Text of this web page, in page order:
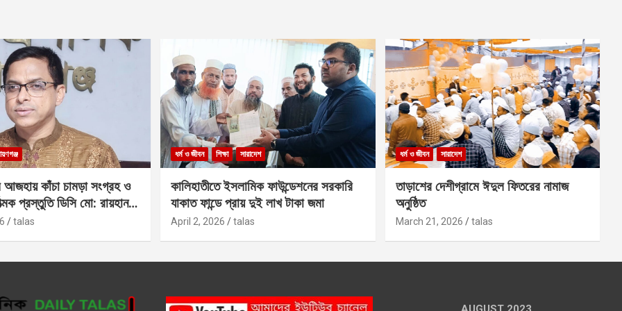
কাঁচা চামড়া সংগ্রহ ও
প্রস্তুতি ডিসি মো: রায়হান
talas
ধর্ম ও জীবন শিক্ষা সারাদেশ
কালিহাতীতে ইসলামিক ফাউন্ডেশনের সরকারি
যাকাত ফান্ডে প্রায় দুই লাখ টাকা জমা
April 2, 2026 talas
ধর্ম ও জীবন সারাদেশ
তাড়াশের দেশীগ্রামে ঈদুল ফিতরের নামাজ
অনুষ্ঠিত
March 21, 2026 talas